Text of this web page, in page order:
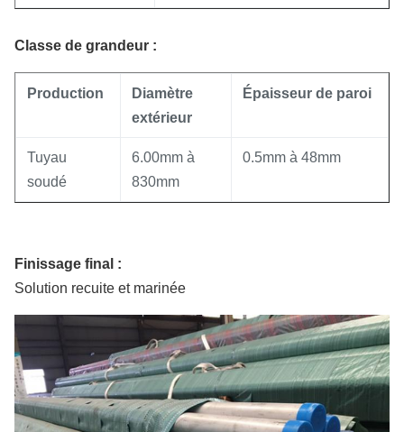
Classe de grandeur :
Production
Diamètre
extérieur
Épaisseur de paroi
Tuyau
soudé
6.00mm à
830mm
0.5mm à 48mm
Finissage final :
Solution recuite et marinée